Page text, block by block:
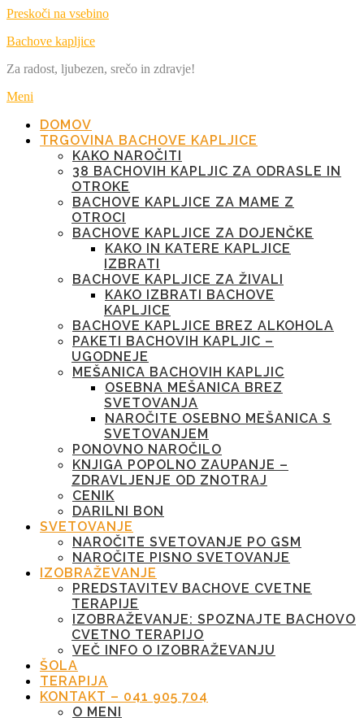
Preskoči na vsebino
Bachove kapljice
Za radost, ljubezen, srečo in zdravje!
Meni
DOMOV
TRGOVINA BACHOVE KAPLJICE
KAKO NAROČITI
38 BACHOVIH KAPLJIC ZA ODRASLE IN
OTROKE
BACHOVE KAPLJICE ZA MAME Z
OTROCI
BACHOVE KAPLJICE ZA DOJENČKE
KAKO IN KATERE KAPLJICE
IZBRATI
BACHOVE KAPLJICE ZA ŽIVALI
KAKO IZBRATI BACHOVE
KAPLJICE
BACHOVE KAPLJICE BREZ ALKOHOLA
PAKETI BACHOVIH KAPLJIC –
UGODNEJE
MEŠANICA BACHOVIH KAPLJIC
OSEBNA MEŠANICA BREZ
SVETOVANJA
NAROČITE OSEBNO MEŠANICA S
SVETOVANJEM
PONOVNO NAROČILO
KNJIGA POPOLNO ZAUPANJE –
ZDRAVLJENJE OD ZNOTRAJ
CENIK
DARILNI BON
SVETOVANJE
NAROČITE SVETOVANJE PO GSM
NAROČITE PISNO SVETOVANJE
IZOBRAŽEVANJE
PREDSTAVITEV BACHOVE CVETNE
TERAPIJE
IZOBRAŽEVANJE: SPOZNAJTE BACHOVO
CVETNO TERAPIJO
VEČ INFO O IZOBRAŽEVANJU
ŠOLA
TERAPIJA
KONTAKT – 041 905 704
O MENI